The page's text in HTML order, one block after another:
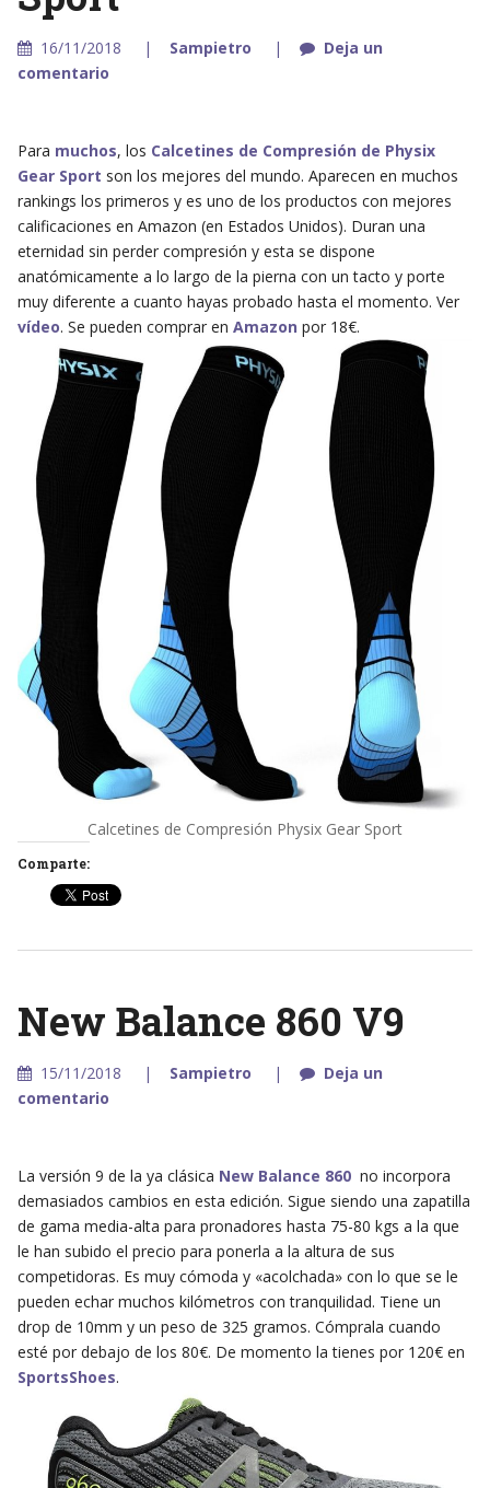
16/11/2018 Sampietro
Deja un
comentario
Para muchos, los Calcetines de Compresión de Physix
Gear Sport son los mejores del mundo. Aparecen en muchos
rankings los primeros y es uno de los productos con mejores
calificaciones en Amazon (en Estados Unidos). Duran una
eternidad sin perder compresión y esta se dispone
anatómicamente a lo largo de la pierna con un tacto y porte
muy diferente a cuanto hayas probado hasta el momento. Ver
vídeo. Se pueden comprar en Amazon por 18€.
Calcetines de Compresión Physix Gear Sport
Comparte:
New Balance 860 V9
15/11/2018 Sampietro
Deja un
comentario
La versión 9 de la ya clásica New Balance 860no incorpora
demasiados cambios en esta edición. Sigue siendo una zapatilla
de gama media-alta para pronadores hasta 75-80 kgs a la que
le han subido el precio para ponerla a la altura de sus
competidoras. Es muy cómoda y «acolchada» con lo que se le
pueden echar muchos kilómetros con tranquilidad. Tiene un
drop de 10mm y un peso de 325 gramos. Cómprala cuando
esté por debajo de los 80€. De momento la tienes por 120€ en
SportsShoes.